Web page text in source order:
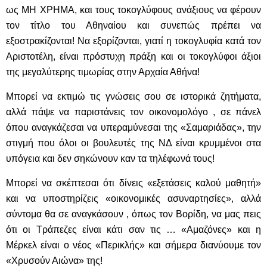
ως ΜΗ ΧΡΗΜΑ, και τους τοκογλύφους ανάξιους να φέρουν
τον τίτλο του Αθηναίου και συνεπώς πρέπει να
εξοστρακίζονται! Να εξορίζονται, γιατί η τοκογλυφία κατά τον
Αριστοτέλη, είναι πρόστυχη πράξη και οι τοκογλύφοι άξιοι
της μεγαλύτερης τιμωρίας στην Αρχαία Αθήνα!
Μπορεί να εκτιμώ τις γνώσεις σου σε ιστορικά ζητήματα,
αλλά πάψε να παριστάνεις τον οικονομολόγο , σε πάνελ
όπου αναγκάζεσαι να υπεραμύνεσαι της «Σαμαριάδας», την
στιγμή που όλοι οι βουλευτές της ΝΔ είναι κρυμμένοι στα
υπόγεια και δεν σηκώνουν καν τα τηλέφωνά τους!
Μπορεί να σκέπτεσαι ότι δίνεις «εξετάσεις καλού μαθητή»
και να υποστηρίζεις «οικονομικές ασυναρτησίες», αλλά
σύντομα θα σε αναγκάσουν , όπως τον Βορίδη, να μας πεις
ότι οι Τράπεζες είναι κάτι σαν τις … «Αμαζόνες» και η
Μέρκελ είναι ο νέος «Περικλής» και σήμερα διανύουμε τον
«Χρυσούν Αιώνα» της!